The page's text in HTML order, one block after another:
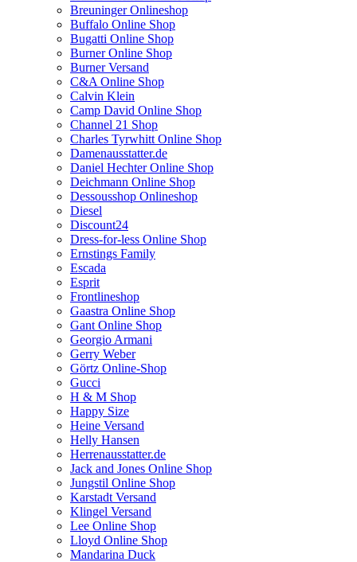
Breuninger Onlineshop
Buffalo Online Shop
Bugatti Online Shop
Burner Online Shop
Burner Versand
C&A Online Shop
Calvin Klein
Camp David Online Shop
Channel 21 Shop
Charles Tyrwhitt Online Shop
Damenausstatter.de
Daniel Hechter Online Shop
Deichmann Online Shop
Dessousshop Onlineshop
Diesel
Discount24
Dress-for-less Online Shop
Ernstings Family
Escada
Esprit
Frontlineshop
Gaastra Online Shop
Gant Online Shop
Georgio Armani
Gerry Weber
Görtz Online-Shop
Gucci
H & M Shop
Happy Size
Heine Versand
Helly Hansen
Herrenausstatter.de
Jack and Jones Online Shop
Jungstil Online Shop
Karstadt Versand
Klingel Versand
Lee Online Shop
Lloyd Online Shop
Mandarina Duck